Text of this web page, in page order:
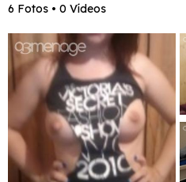
6 Fotos • 0 Vídeos